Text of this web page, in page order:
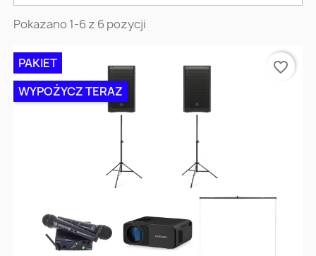
Pokazano 1-6 z 6 pozycji
PAKIET
WYPOŻYCZ TERAZ
favorite_border